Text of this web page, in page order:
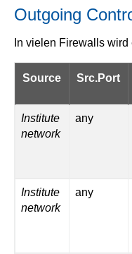
Outgoing
In vielen Firewalls
Source Src.Port
Institute
network
any
Institute
network
any